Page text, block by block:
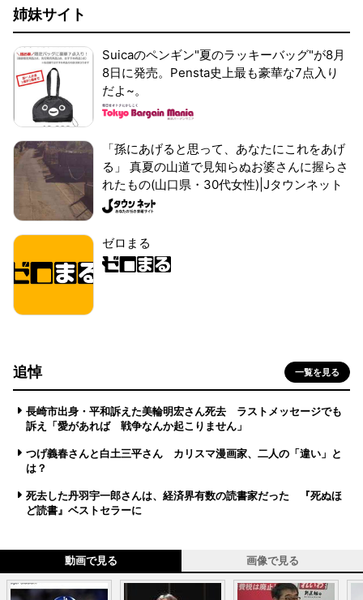
姉妹サイト
Suicaのペンギン"夏のラッキーバッグ"が8月
8日に発売。Pensta史上最も豪華な7点入り
だよ~。
「孫にあげると思って、あなたにこれをあげ
る」 真夏の山道で見知らぬお婆さんに握らさ
れたもの(山口県・30代女性)|Jタウンネット
ゼロまる
追悼 一覧を見る
長崎市出身・平和訴えた美輪明宏さん死去 ラストメッセージでも
訴え「愛があれば 戦争なんか起こりません」
つげ義春さんと白土三平さん カリスマ漫画家、二人の「違い」と
は？
死去した丹羽宇一郎さんは、経済界有数の読書家だった 『死ぬほ
ど読書』ベストセラーに
動画で見る 画像で見る